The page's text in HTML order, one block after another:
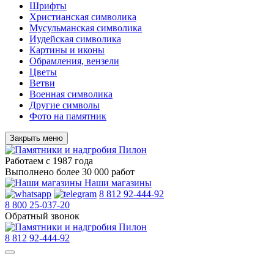
Шрифты
Христианская символика
Мусульманская символика
Иудейская символика
Картины и иконы
Обрамления, вензели
Цветы
Ветви
Военная символика
Другие символы
Фото на памятник
Закрыть меню
Работаем с 1987 года
Выполнено более 30 000 работ
Наши магазины
8 812 92-444-92
8 800 25-037-20
Обратный звонок
8 812 92-444-92